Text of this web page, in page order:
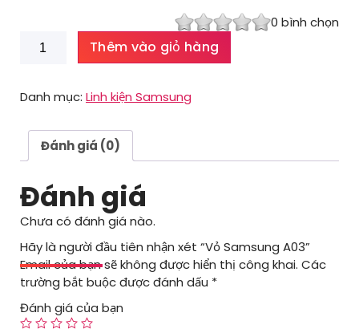
0 bình chọn
Samsung
số
Thêm vào giỏ hàng
Danh mục: Linh kiện Samsung
Đánh giá (0)
Đánh giá
Chưa có đánh giá nào.
Hãy là người đầu tiên nhận xét “Vỏ Samsung A03”
Email của bạn sẽ không được hiển thị công khai. Các
trường bắt buộc được đánh dấu *
Đánh giá của bạn